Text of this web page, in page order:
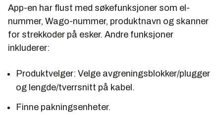
App-en har flust med søkefunksjoner som el-
nummer, Wago-nummer, produktnavn og skanner
for strekkoder på esker. Andre funksjoner
inkluderer:
Produktvelger: Velge avgreningsblokker/plugger
og lengde/tverrsnitt på kabel.
Finne pakningsenheter.